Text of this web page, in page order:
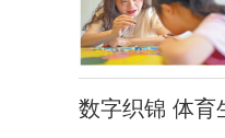
数字织锦 体育